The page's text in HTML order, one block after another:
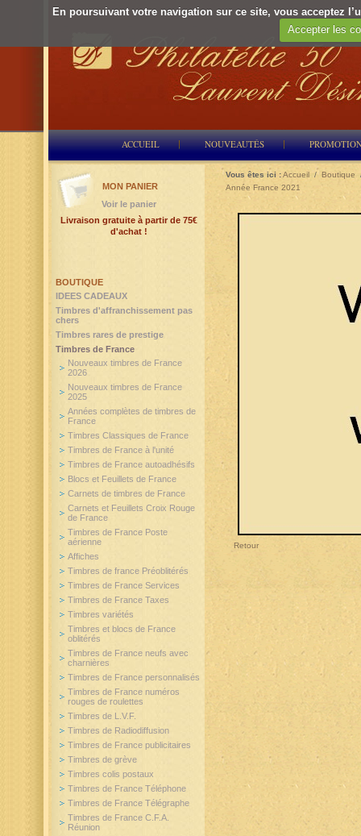
En poursuivant votre navigation sur ce site, vous acceptez
Accepter les
ACCUEIL NOUVEAUTÉS
Vous êtes ici :Accueil / Boutique
Année France 2021
Retour
BOUTIQUE
IDEES CADEAUX
Timbres d'affranchissement pas
chers
Timbres rares de prestige
Timbres de France
Nouveaux timbres de France
2026
Nouveaux timbres de France
2025
Années complètes de timbres de
France
Timbres Classiques de France
Timbres de France à l'unité
Timbres de France autoadhésifs
Blocs et Feuillets de France
Carnets de timbres de France
Carnets et Feuillets Croix Rouge
de France
Timbres de France Poste
aérienne
Affiches
Timbres de france Préoblitérés
Timbres de France Services
Timbres de France Taxes
Timbres variétés
Timbres et blocs de France
oblitérés
Timbres de France neufs avec
charnières
Timbres de France personnalisés
Timbres de France numéros
rouges de roulettes
Timbres de L.V.F.
Timbres de Radiodiffusion
Timbres de France publicitaires
Timbres de grève
Timbres colis postaux
Timbres de France Téléphone
Timbres de France Télégraphe
Timbres de France C.F.A.
Réunion
MON PANIER
Voir le panier
Livraison gratuite à partir de 75€
d'achat !